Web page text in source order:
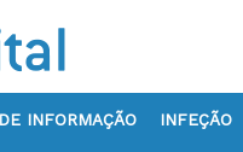
INFORMAÇÃO
INFEÇÃO